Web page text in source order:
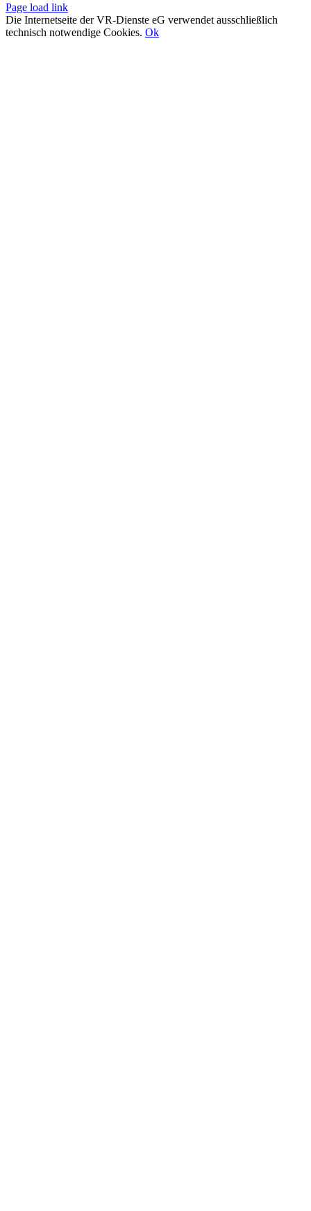
Page load link
Die Internetseite der VR-Dienste eG verwendet ausschließlich
technisch notwendige Cookies. Ok